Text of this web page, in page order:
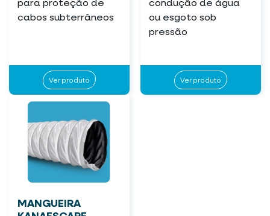
para proteção de
cabos subterrâneos
Ver produto
condução de água
ou esgoto sob
pressão
Ver produto
MANGUEIRA